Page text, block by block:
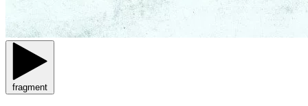
fragment